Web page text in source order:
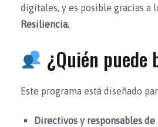
digitales, y es posible gracias a
Resiliencia.
¿Quién puede
Este programa está diseñado
Directivos y responsables